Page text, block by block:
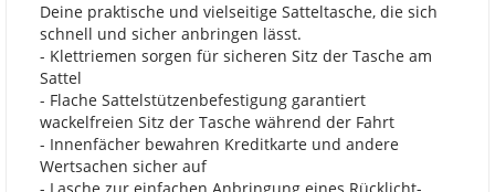
Deine praktische und vielseitige Satteltasche, die sich
schnell und sicher anbringen lässt.
- Klettriemen sorgen für sicheren Sitz der Tasche am
Sattel
- Flache Sattelstützenbefestigung garantiert
wackelfreien Sitz der Tasche während der Fahrt
- Innenfächer bewahren Kreditkarte und andere
Wertsachen sicher auf